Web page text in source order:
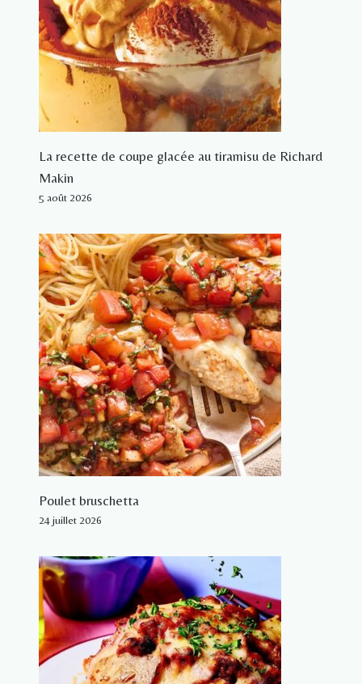
La recette de coupe glacée au tiramisu de Richard
Makin
5 août 2026
Poulet bruschetta
24 juillet 2026